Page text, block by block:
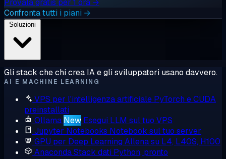
Provala gratis per 1 ora →
Confronta tutti i piani →
Gli stack che chi crea IA e gli sviluppatori usano davvero.
AI E MACHINE LEARNING
VPS per l'intelligenza artificiale PyTorch e CUDA
preinstallati
Ollama New Esegui LLM sul tuo VPS
Jupyter Notebooks Notebook sul tuo server
GPU per Deep Learning Allena su L4, L40S, H100
AnacondaStack dati Python, pronto